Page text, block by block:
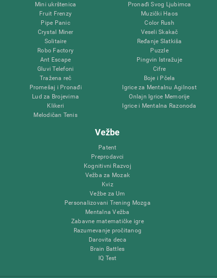
Mini ukrštenica
Fruit Frenzy
Pipe Panic
Crystal Miner
Solitaire
Robo Factory
Ant Escape
Gluvi Telefoni
Tražena reč
Promešaj i Pronađi
Lud za Brojevima
Klikeri
Melodičan Tenis
Pronađi Svog Ljubimca
Muzički Haos
Color Rush
Veseli Skakač
Ređanje Slatkiša
Puzzle
Pingvin Istražuje
Cifre
Boje i Pčela
Igrice za Mentalnu Agilnost
Onlajn Igrice Memorije
Igrice i Mentalna Razonoda
Vežbe
Patent
Preprodavci
Kognitivni Razvoj
Vežba za Mozak
Kviz
Vežbe za Um
Personalizovani Trening Mozga
Mentalna Vežba
Zabavne matematičke igre
Razumevanje pročitanog
Darovita deca
Brain Battles
IQ Test